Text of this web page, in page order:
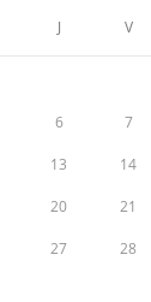
J V
6 7
13 14
20 21
27 28